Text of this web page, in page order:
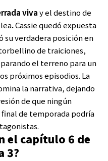
vivay el destino de
.Cassie quedó expuesta
su verdadera posición en
de traiciones,
el terreno para un
próximos episodios. La
la narrativa, dejando
de que ningún
final de temporada podría
el capítulo 6 de
3?